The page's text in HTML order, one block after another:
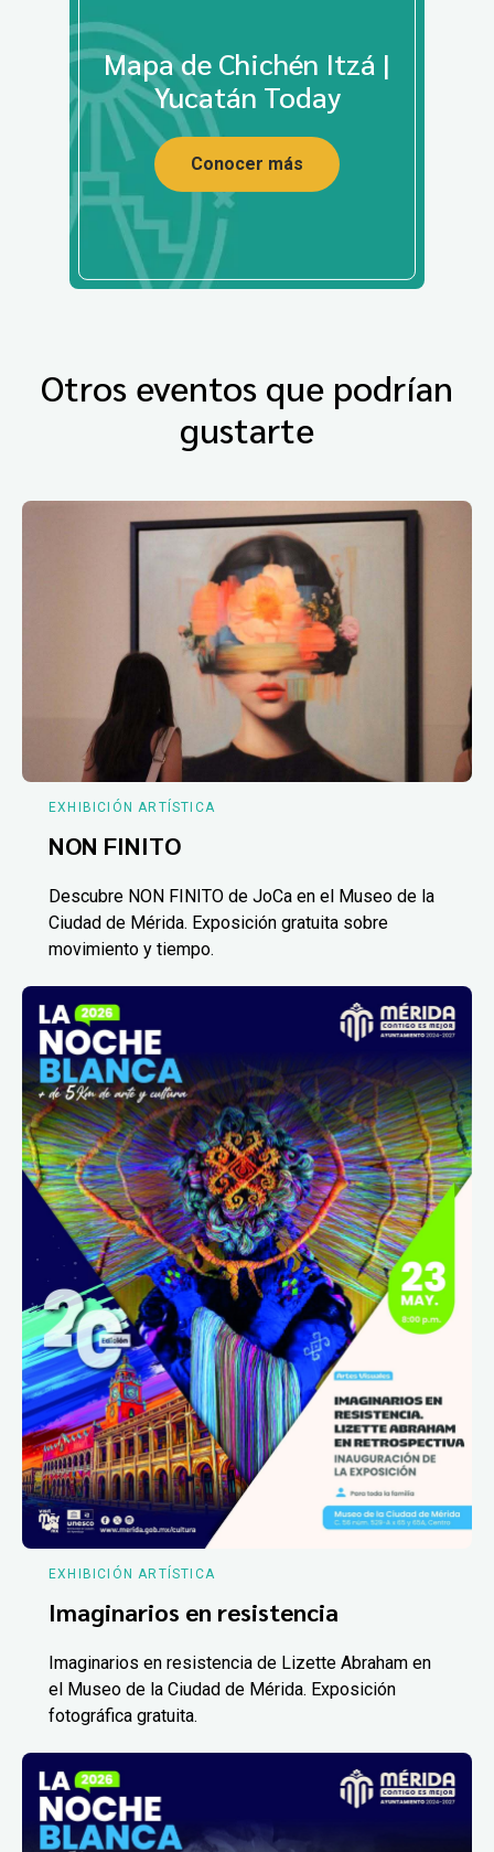
Mapa de Chichén Itzá |
Yucatán Today
Conocer más
Otros eventos que podrían
gustarte
EXHIBICIÓN ARTÍSTICA
NON FINITO
Descubre NON FINITO de JoCa en el Museo de la
Ciudad de Mérida. Exposición gratuita sobre
movimiento y tiempo.
EXHIBICIÓN ARTÍSTICA
Imaginarios en resistencia
Imaginarios en resistencia de Lizette Abraham en
el Museo de la Ciudad de Mérida. Exposición
fotográfica gratuita.